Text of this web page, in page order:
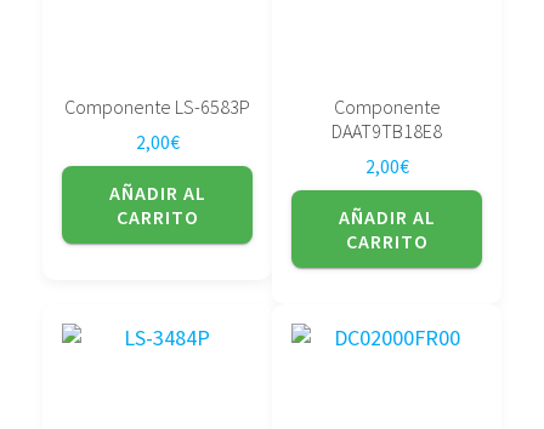
Componente LS-6583P
2,00€
AÑADIR AL
CARRITO
Componente
DAAT9TB18E8
2,00€
AÑADIR AL
CARRITO